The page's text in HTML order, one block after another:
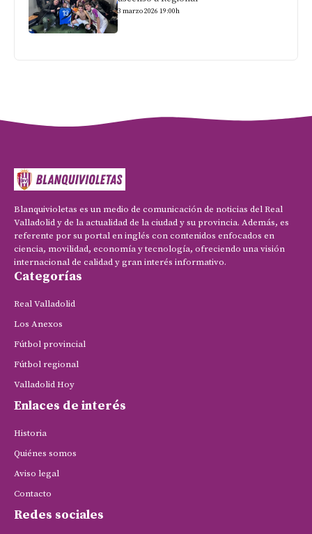
3 marzo 2026 19:00h
Blanquivioletas es un medio de comunicación de noticias del Real
Valladolid y de la actualidad de la ciudad y su provincia. Además, es
referente por su portal en inglés con contenidos enfocados en
ciencia, movilidad, economía y tecnología, ofreciendo una visión
internacional de calidad y gran interés informativo.
Categorías
Real Valladolid
Los Anexos
Fútbol provincial
Fútbol regional
Valladolid Hoy
Enlaces de interés
Historia
Quiénes somos
Aviso legal
Contacto
Redes sociales